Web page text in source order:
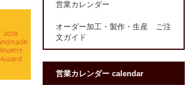
営業カレンダー
オーダー加工・製作・生産 ご注
文ガイド
営業カレンダー calendar